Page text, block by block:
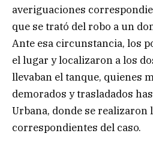
averiguaciones
que se trató del robo a un
Ante esa circunstancia, los
el lugar y localizaron a los
llevaban el tanque, quienes
demorados y trasladados
Urbana, donde se realizaron
correspondientes del caso.